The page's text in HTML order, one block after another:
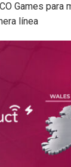
Games para
línea